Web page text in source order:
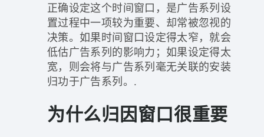
正确设定这个时间窗口，是广告系列设
置过程中一项较为重要、却常被忽视的
决策。如果时间窗口设定得太窄，就会
低估广告系列的影响力；如果设定得太
宽，则会将与广告系列毫无关联的安装
归功于广告系列。.
为什么归因窗口很重要